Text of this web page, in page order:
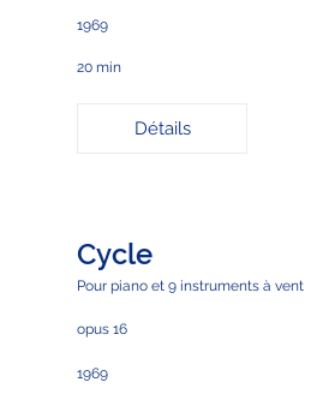
1969
20 min
Détails
Cycle
Pour piano et 9 instruments à vent
opus 16
1969